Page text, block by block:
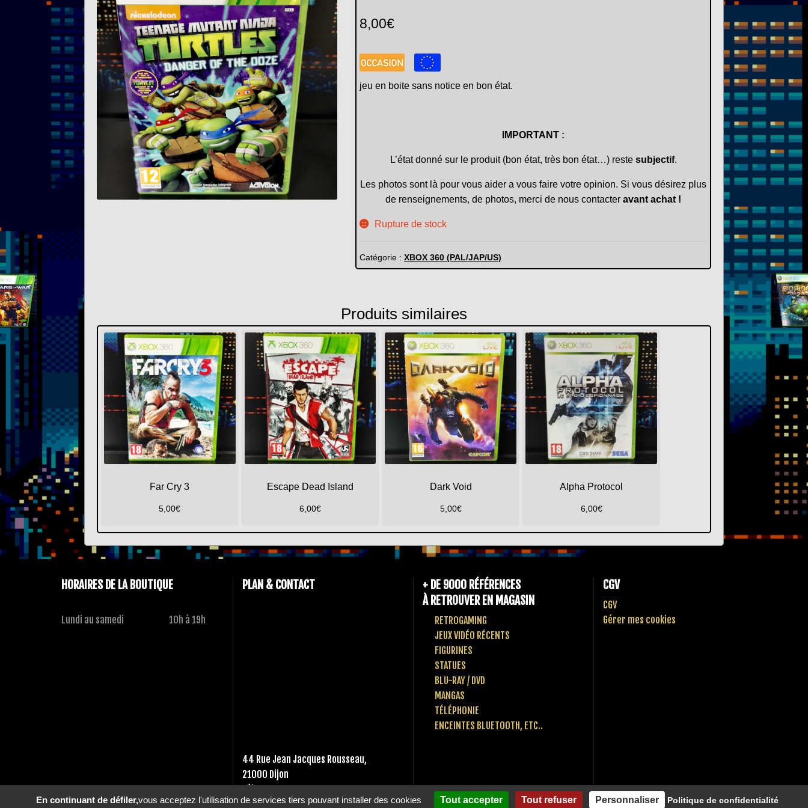
8,00€
jeu en boite sans notice en bon état.
IMPORTANT :
L’état donné sur le produit (bon état, très bon état…) reste subjectif.
Les photos sont là pour vous aider a vous faire votre opinion. Si vous désirez plus
de renseignements, de photos, merci de nous contacteravant achat !
Rupture de stock
Catégorie :XBOX 360 (PAL/JAP/US)
Produits similaires
Far Cry 3
5,00€
Escape Dead Island
6,00€
Dark Void
5,00€
Alpha Protocol
6,00€
HORAIRES DE LA BOUTIQUE
Lundi au samedi 10h à 19h
PLAN & CONTACT
44 Rue Jean Jacques Rousseau,
21000 Dijon
Tél :03 80 10 49 65
+ DE 9000 RÉFÉRENCES
À RETROUVER EN MAGASIN
RETROGAMING
JEUX VIDÉO RÉCENTS
FIGURINES
STATUES
BLU-RAY / DVD
MANGAS
TÉLÉPHONIE
ENCEINTES BLUETOOTH, ETC..
CGV
CGV
Gérer mes cookies
En continuant de défiler,vous acceptez l'utilisation de services tiers pouvant installer des cookies Tout accepter Tout refuser Personnaliser Politique de confidentialité